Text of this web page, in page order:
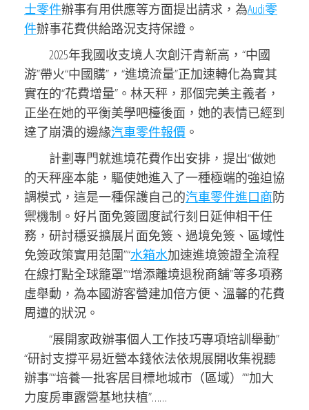
士零件辦事有用供應等方面提出請求，為Audi零
件辦事花費供給路況支持保證。
2025年我國收支境人次創汗青新高，“中國
游”帶火“中國購”，“進境流量”正加速轉化為實其
實在的“花費增量”。林天秤，那個完美主義者，
正坐在她的平衡美學吧檯後面，她的表情已經到
達了崩潰的邊緣汽車零件報價 。
計劃專門就進境花費作出安排，提出“做她
的天秤座本能，驅使她進入了一種極端的強迫協
調模式，這是一種保護自己的汽車零件進口商防
禦機制。好片面免簽國度試行刻日延伸相干任
務，研討穩妥擴展片面免簽、過境免簽、區域性
免簽政策實用范圍”“水箱水加速進境簽證全流程
在線打點全球籠罩”“增添離境退稅商舖”等多項務
虛舉動，為本國游客營建加倍方便、溫馨的花費
周遭的狀況。
“展開家政辦事個人工作技巧專項培訓舉動”
“研討支撐平易近營本錢依法依規展開收集視聽
辦事”“培養一批客居目標地城市（區域）”“加大
力度房車露營基地扶植”……